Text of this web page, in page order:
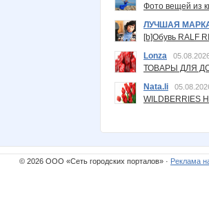
Фото вещей из
ЛУЧШАЯ
[b]Обувь RALF
Lonza
ТОВАРЫ ДЛЯ
Nata.li
© 2026 ООО «Сеть городских порталов» · Реклама